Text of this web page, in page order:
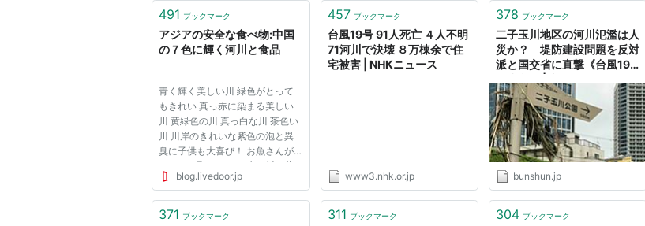
めるところにより、水系ごとに、その名称及び区間を公示しなければならない。
6 一級河川の指定の変更又は廃止の手続は、第一項の規定による河川の指定の手続
に準じて行なわれなければならない。
第5条 この法律において「二級河川」とは、前条第一項の政令で指定された水系以外
の水系で公共の利害に重要な関係があるものに係る河川で都道府県知事が指定したもの
をいう。
2 都府県知事は、前項の規定により河川を指定しようとする場合において、当該河
川が他の都府県との境界に係るものであるときは、当該他の都府県知事に協議しなけれ
ばならない。
ようなものですよね？ A66.河原
川は...
491 ブックマーク
アジアの安全な食べ物:中国
の７色に輝く河川と食品
青く輝く美しい川 緑色がとって
もきれい 真っ赤に染まる美しい
川 黄緑色の川 真っ白な川 茶色い
川 川岸のきれいな紫色の泡と異
臭に子供も大喜び！ お魚さんが
たくさん取れました 赤い川に黄
色い排水をまぜてみましょう 水
お魚さんも大喜び！ 水鳥さんも
blog.livedoor.jp
457 ブックマーク
台風19号 91人死亡 ４人不明
71河川で決壊 ８万棟余で住
宅被害 | NHKニュース
www3.nhk.or.jp
378 ブックマーク
二子玉川地区の河川氾濫は人
災か？ 堤防建設問題を反対
派と国交省に直撃《台風19
bunshun.jp
371 ブックマーク 311 ブックマーク 304 ブックマーク